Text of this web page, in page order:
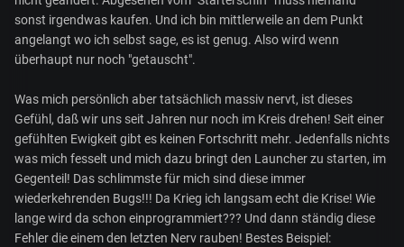
sonst irgendwas kaufen. Und ich bin mittlerweile an dem Punkt
angelangt wo ich selbst sage, es ist genug. Also wird wenn
überhaupt nur noch "getauscht".
Was mich persönlich aber tatsächlich massiv nervt, ist dieses
Gefühl, daß wir uns seit Jahren nur noch im Kreis drehen! Seit einer
gefühlten Ewigkeit gibt es keinen Fortschritt mehr. Jedenfalls nichts
was mich fesselt und mich dazu bringt den Launcher zu starten, im
Gegenteil! Das schlimmste für mich sind diese immer
wiederkehrenden Bugs!!! Da Krieg ich langsam echt die Krise! Wie
lange wird da schon einprogrammiert??? Und dann ständig diese
Fehler die einem den letzten Nerv rauben! Bestes Beispiel: